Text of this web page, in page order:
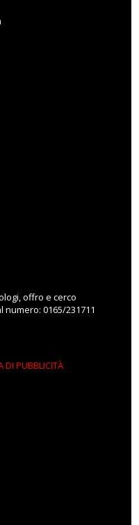
offro e cerco
0165/231711
DI PUBBLICITÀ